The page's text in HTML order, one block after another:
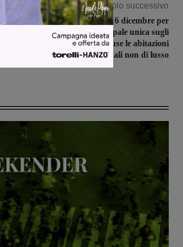
Articolo successivo
Imu 2021, scadenza il 16 dicembre per
l’Imposta municipale unica sugli
immobili. Escluse le abitazioni
principali non di lusso